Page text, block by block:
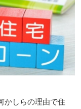
かしらの理由で住